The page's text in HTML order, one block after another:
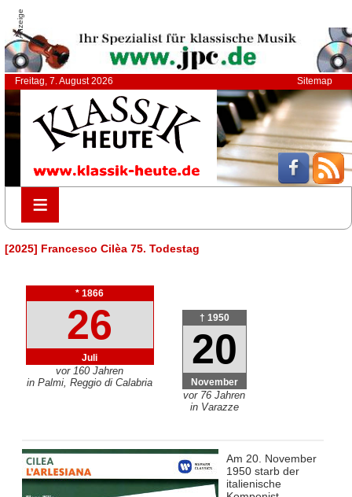
Anzeige
Freitag, 7. August 2026 Sitemap
≡
≡
[2025] Francesco Cilèa 75. Todestag
* 1866
26
Juli
vor 160 Jahren
in Palmi, Reggio di Calabria
† 1950
20
November
vor 76 Jahren
in Varazze
Am 20. November
1950 starb der
italienische